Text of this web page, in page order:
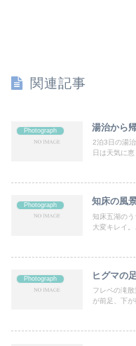
関連記事
Photograph 湯治から
2泊3日の湯
日は天気に
Photograph 知床の風
知床五湖の
大変キレイ。
Photograph ヒグマの
フレペの滝
が前足、下が